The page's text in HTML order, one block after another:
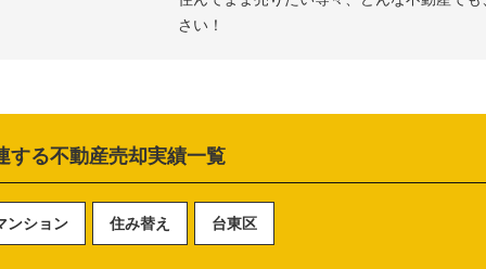
さい！
する不動産売却実績一覧
ンション 住み替え 台東区